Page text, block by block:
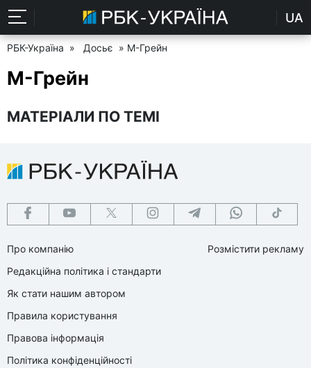
UA
РБК-Україна » Досьє » М-Грейн
М-Грейн
МАТЕРІАЛИ ПО ТЕМІ
Про компанію
Редакційна політика і стандарти
Як стати нашим автором
Правила користування
Правова інформація
Політика конфіденційності
Розмістити рекламу